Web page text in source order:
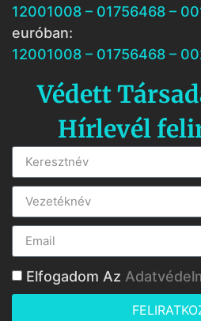
12001008 – 01756468 –
euróban:
12001008 – 01756468 –
Védett
Hírlevél
Elfogadom Az